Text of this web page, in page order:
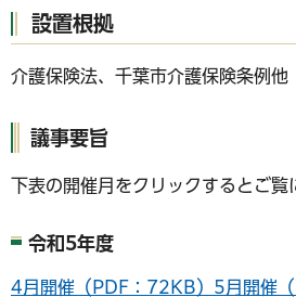
設置根拠
介護保険法、千葉市介護保険条例他
議事要旨
下表の開催月をクリックするとご覧
令和5年度
4月開催（PDF：72KB） 5月開催